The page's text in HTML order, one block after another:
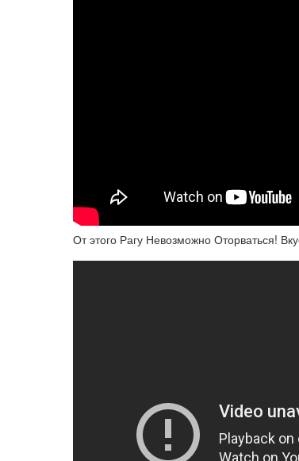
От этого Рагу Невозможно Оторваться!